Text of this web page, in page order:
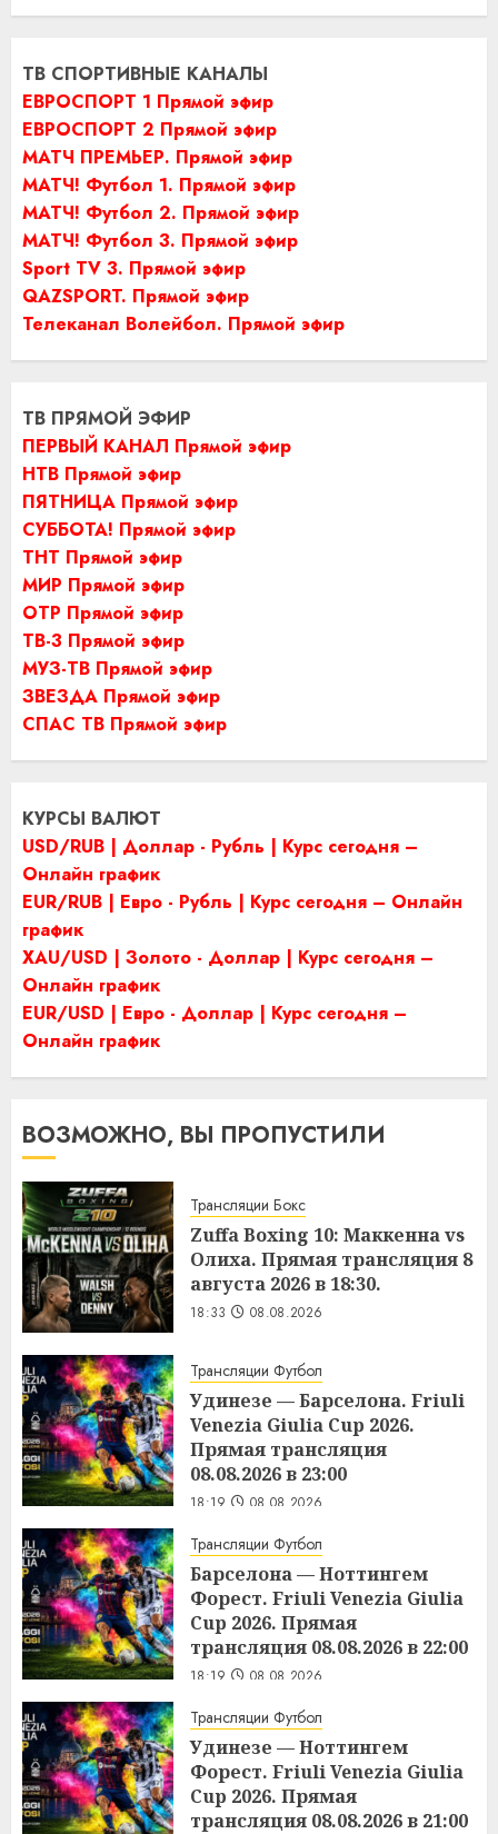
ТВ СПОРТИВНЫЕ КАНАЛЫ
ЕВРОСПОРТ 1 Прямой эфир
ЕВРОСПОРТ 2 Прямой эфир
МАТЧ ПРЕМЬЕР. Прямой эфир
МАТЧ! Футбол 1. Прямой эфир
МАТЧ! Футбол 2. Прямой эфир
МАТЧ! Футбол 3. Прямой эфир
Sport TV 3. Прямой эфир
QAZSPORT. Прямой эфир
Телеканал Волейбол. Прямой эфир
ТВ ПРЯМОЙ ЭФИР
ПЕРВЫЙ КАНАЛ Прямой эфир
НТВ Прямой эфир
ПЯТНИЦА Прямой эфир
СУББОТА! Прямой эфир
ТНТ Прямой эфир
МИР Прямой эфир
ОТР Прямой эфир
ТВ-3 Прямой эфир
МУЗ-ТВ Прямой эфир
ЗВЕЗДА Прямой эфир
СПАС ТВ Прямой эфир
КУРСЫ ВАЛЮТ
USD/RUB | Доллар - Рубль | Курс сегодня –
Онлайн график
EUR/RUB | Евро - Рубль | Курс сегодня – Онлайн
график
XAU/USD | Золото - Доллар | Курс сегодня –
Онлайн график
EUR/USD | Евро - Доллар | Курс сегодня –
Онлайн график
ВОЗМОЖНО, ВЫ ПРОПУСТИЛИ
Трансляции Бокс
Zuffa Boxing 10: Маккенна vs
Олиха. Прямая трансляция 8
августа 2026 в 18:30.
18:33 08.08.2026
Трансляции Футбол
Удинезе — Барселона. Friuli
Venezia Giulia Cup 2026.
Прямая трансляция
08.08.2026 в 23:00
18:19 08.08.2026
Трансляции Футбол
Барселона — Ноттингем
Форест. Friuli Venezia Giulia
Cup 2026. Прямая
трансляция 08.08.2026 в 22:00
18:19 08.08.2026
Трансляции Футбол
Удинезе — Ноттингем
Форест. Friuli Venezia Giulia
Cup 2026. Прямая
трансляция 08.08.2026 в 21:00